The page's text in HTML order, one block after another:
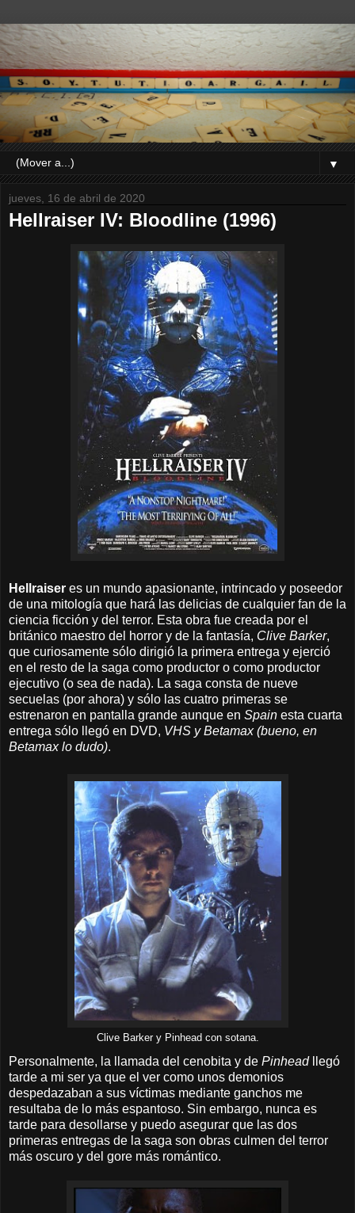
▼
jueves, 16 de abril de 2020
Hellraiser IV: Bloodline (1996)
Hellraiser es un mundo apasionante, intrincado y poseedor
de una mitología que hará las delicias de cualquier fan de la
ciencia ficción y del terror. Esta obra fue creada por el
británico maestro del horror y de la fantasía, Clive Barker,
que curiosamente sólo dirigió la primera entrega y ejerció
en el resto de la saga como productor o como productor
ejecutivo (o sea de nada). La saga consta de nueve
secuelas (por ahora) y sólo las cuatro primeras se
estrenaron en pantalla grande aunque en Spain esta cuarta
entrega sólo llegó en DVD, VHS y Betamax (bueno, en
Betamax lo dudo).
Clive Barker y Pinhead con sotana.
Personalmente, la llamada del cenobita y de Pinhead
llegó
tarde a mi ser ya que el ver como unos demonios
despedazaban a sus víctimas mediante ganchos me
resultaba de lo más espantoso. Sin embargo, nunca es
tarde para desollarse y puedo asegurar que las dos
primeras entregas de la saga son obras culmen del terror
más oscuro y del gore más romántico.